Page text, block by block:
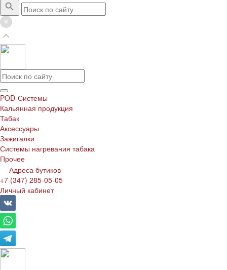
POD-Системы
Кальянная продукция
Табак
Аксессуары
Зажигалки
Системы нагревания табака
Прочее
Адреса бутиков
+7 (347) 285-05-05
Личный кабинет